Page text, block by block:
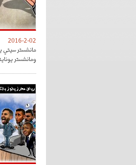
2016-2-02
مانشستر سيتي
ومانشستر